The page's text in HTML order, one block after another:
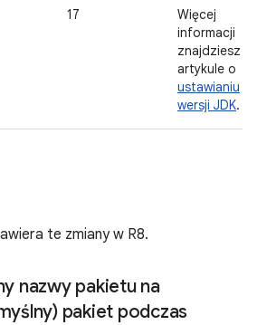
17
Więcej
informacji
znajdziesz w
artykule o
ustawianiu
wersji JDK.
te zmiany w R8.
nazwy pakietu na
pakiet podczas